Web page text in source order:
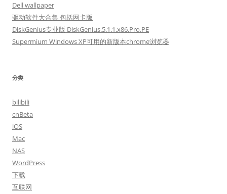
Dell wallpaper
驱动软件大合集 包括网卡版
DiskGenius专业版 DiskGenius.5.1.1.x86.Pro.PE
Supermium Windows XP可用的新版本chrome浏览器
分类
bilibili
cnBeta
iOS
Mac
NAS
WordPress
下载
互联网